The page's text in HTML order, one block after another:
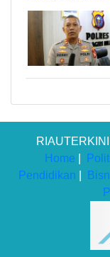
Home
Pendidikan